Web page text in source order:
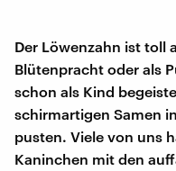
Der Löwenzahn ist toll
Blütenpracht oder als
schon als Kind
schirmartigen Samen
pusten. Viele von uns
Kaninchen mit den